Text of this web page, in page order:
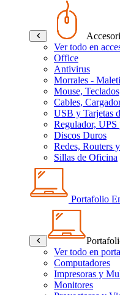
Ver todo en
Office
Antivirus
Morrales -
Mouse,
Cables,
USB y Tarjetas
Regulador,
Discos Duros
Redes, Routers
Sillas de Oficina
Portafolio
Ver todo en
Computadores
Impresoras y
Monitores